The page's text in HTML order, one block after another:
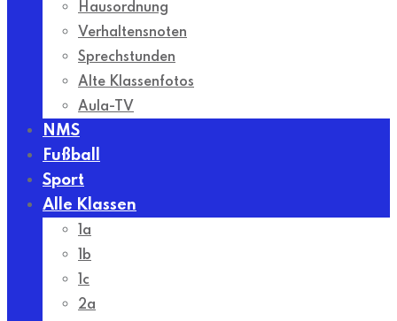
Hausordnung
Verhaltensnoten
Sprechstunden
Alte Klassenfotos
Aula-TV
NMS
Fußball
Sport
Alle Klassen
1a
1b
1c
2a